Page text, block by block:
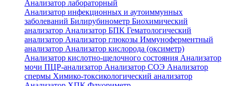
Анализатор лабораторный
Анализатор инфекционных и аутоиммунных
заболеваний Билирубинометр Биохимический
анализатор Анализатор БПК Гематологический
анализатор Анализатор глюкозы Иммуноферментный
анализатор Анализатор кислорода (оксиметр)
Анализатор кислотно-щелочного состояния Анализатор
мочи ПЦР-анализатор Анализатор СОЭ Анализатор
спермы Химико-токсикологический анализатор